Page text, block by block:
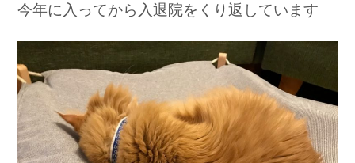
今年に入ってから入退院をくり返しています